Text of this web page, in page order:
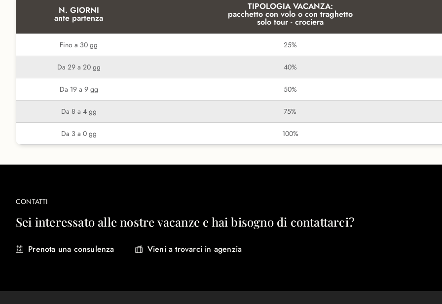
N. GIORNI
ante partenza
TIPOLOGIA VACANZA:
pacchetto con volo o con traghetto
solo tour - crociera
Fino a 30 gg 25%
Da 29 a 20 gg 40%
Da 19 a 9 gg 50%
Da 8 a 4 gg 75%
Da 3 a 0 gg 100%
CONTATTI
Sei interessato alle nostre vacanze e hai bisogno di contattarci?
Prenota una consulenza Vieni a trovarci in agenzia